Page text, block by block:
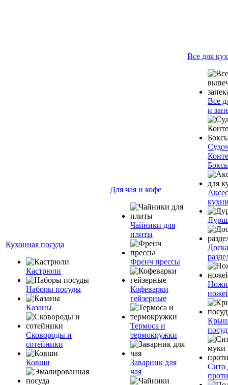
Кухонная посуда
Кастрюли
Наборы посуды
Казаны
Сковороды и
сотейники
Ковши
Для чая и кофе
Чайники для
плиты
Френч прессы
Кофеварки
гейзерные
Термоса и
термокружки
Заварник для
чая
Все для
Все
и
Доска
Сито